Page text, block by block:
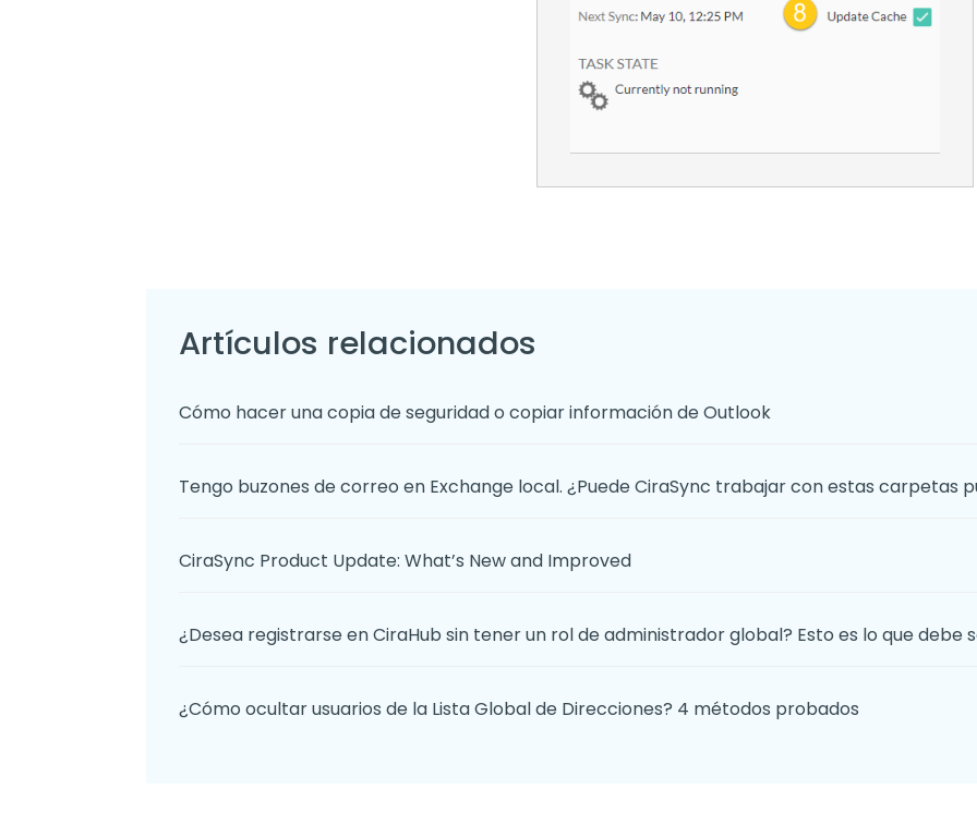
Artículos relacionados
Cómo hacer una copia de seguridad o copiar información de Outlook
Tengo buzones de correo en Exchange local. ¿Puede CiraSync trabajar con estas carpetas
CiraSync Product Update: What’s New and Improved
¿Desea registrarse en CiraHub sin tener un rol de administrador global? Esto es lo que debe
¿Cómo ocultar usuarios de la Lista Global de Direcciones? 4 métodos probados